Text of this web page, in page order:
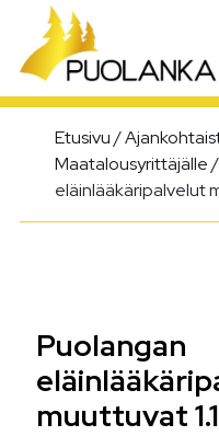
Päävalikko
Etusivu/
Maatalousyrittäjälle/
eläinlääkäripalvelut
Puolangan
muuttuvat